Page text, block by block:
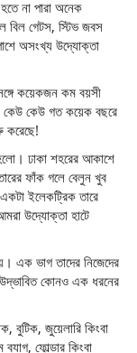
না পারা অনেক
বিল গেটস, স্টিভ জবস
অসংখ্য উদ্যোক্তা
কয়েকজন কম বয়সী
কেউ কেউ গত কয়েক বছরে
করেছে!
ঢাকা শহরের আকাশে
ফাঁক গলে বেলুন খুব
ইলেকট্রিক তারে
উদ্যোক্তা হাটে
এক ভাগ তাদের নিজেদের
কোনও এক ধরনের
বুটিক, জুয়েলারি কিংবা
ফোল্ডার কিংবা